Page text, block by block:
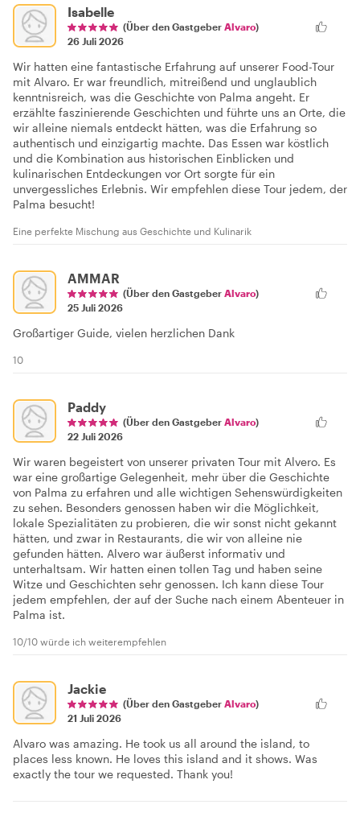
Isabelle
(Über den Gastgeber Alvaro)
26 Juli 2026
Wir hatten eine fantastische Erfahrung auf unserer Food-Tour
mit Alvaro. Er war freundlich, mitreißend und unglaublich
kenntnisreich, was die Geschichte von Palma angeht. Er
erzählte faszinierende Geschichten und führte uns an Orte, die
wir alleine niemals entdeckt hätten, was die Erfahrung so
authentisch und einzigartig machte. Das Essen war köstlich
und die Kombination aus historischen Einblicken und
kulinarischen Entdeckungen vor Ort sorgte für ein
unvergessliches Erlebnis. Wir empfehlen diese Tour jedem, der
Palma besucht!
Eine perfekte Mischung aus Geschichte und Kulinarik
AMMAR
(Über den Gastgeber Alvaro)
25 Juli 2026
Großartiger Guide, vielen herzlichen Dank
10
Paddy
(Über den Gastgeber Alvaro)
22 Juli 2026
Wir waren begeistert von unserer privaten Tour mit Alvero. Es
war eine großartige Gelegenheit, mehr über die Geschichte
von Palma zu erfahren und alle wichtigen Sehenswürdigkeiten
zu sehen. Besonders genossen haben wir die Möglichkeit,
lokale Spezialitäten zu probieren, die wir sonst nicht gekannt
hätten, und zwar in Restaurants, die wir von alleine nie
gefunden hätten. Alvero war äußerst informativ und
unterhaltsam. Wir hatten einen tollen Tag und haben seine
Witze und Geschichten sehr genossen. Ich kann diese Tour
jedem empfehlen, der auf der Suche nach einem Abenteuer in
Palma ist.
10/10 würde ich weiterempfehlen
Jackie
(Über den Gastgeber Alvaro)
21 Juli 2026
Alvaro was amazing. He took us all around the island, to
places less known. He loves this island and it shows. Was
exactly the tour we requested. Thank you!